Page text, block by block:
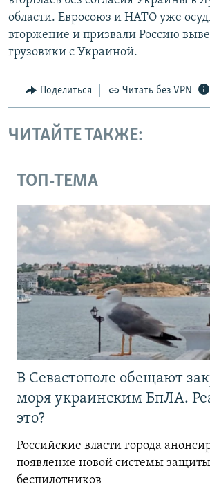
области. Евросоюз и НАТО уже
вторжение и призвали Россию
грузовики с Украиной.
Поделиться Читать без VPN
ЧИТАЙТЕ ТАКЖЕ:
ТОП-ТЕМА
В Севастополе обещают
моря украинским БпЛА.
это?
Российские власти города
появление новой системы
беспилотников